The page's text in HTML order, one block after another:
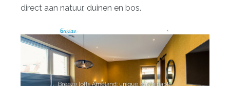
direct aan natuur, duinen en bos.